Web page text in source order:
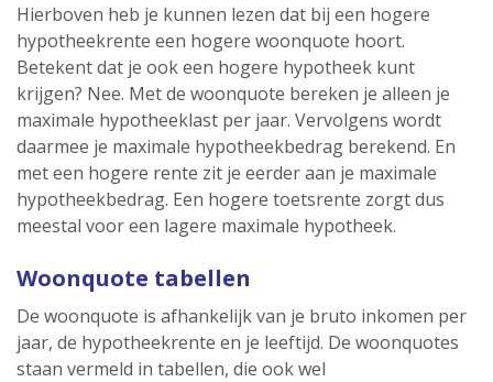
Hierboven heb je kunnen lezen dat bij een hogere
hypotheekrente een hogere woonquote hoort.
Betekent dat je ook een hogere hypotheek kunt
krijgen? Nee. Met de woonquote bereken je alleen je
maximale hypotheeklast per jaar. Vervolgens wordt
daarmee je maximale hypotheekbedrag berekend. En
met een hogere rente zit je eerder aan je maximale
hypotheekbedrag. Een hogere toetsrente zorgt dus
meestal voor een lagere maximale hypotheek.
Woonquote tabellen
De woonquote is afhankelijk van je bruto inkomen per
jaar, de hypotheekrente en je leeftijd. De woonquotes
staan vermeld in tabellen, die ook wel